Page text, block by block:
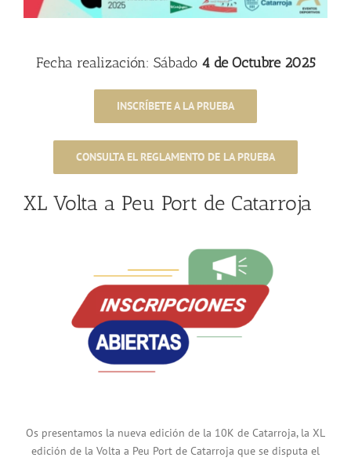
Fecha realización: Sábado 4 de Octubre 2025
INSCRÍBETE A LA PRUEBA
CONSULTA EL REGLAMENTO DE LA PRUEBA
XL Volta a Peu Port de Catarroja
Os presentamos la nueva edición de la 10K de Catarroja, la XL
edición de la Volta a Peu Port de Catarroja que se disputa el